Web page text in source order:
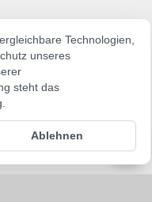
Technologien,
unseres
steht das
Ablehnen